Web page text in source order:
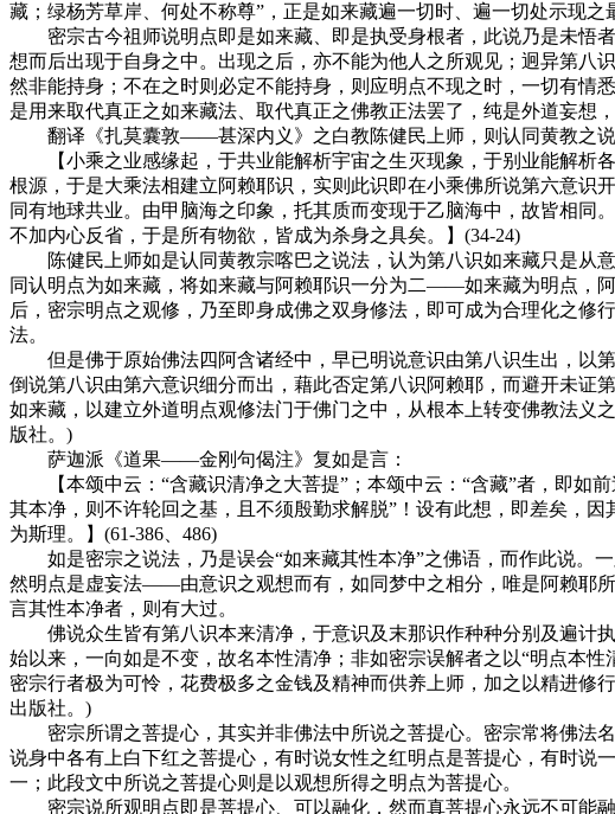
藏；绿杨芳草岸、何处不称尊”，正是如来藏遍一切时、遍一切处示现之
密宗古今祖师说明点即是如来藏、即是执受身根者，此说乃是未悟
想而后出现于自身之中。出现之后，亦不能为他人之所观见；迥异第八
然非能持身；不在之时则必定不能持身，则应明点不现之时，一切有情
是用来取代真正之如来藏法、取代真正之佛教正法罢了，纯是外道妄想
翻译《扎莫囊敦——甚深内义》之白教陈健民上师，则认同黄教之说
【小乘之业感缘起，于共业能解析宇宙之生灭现象，于别业能解析
根源，于是大乘法相建立阿赖耶识，实则此识即在小乘佛所说第六意识
同有地球共业。由甲脑海之印象，托其质而变现于乙脑海中，故皆相同
不加内心反省，于是所有物欲，皆成为杀身之具矣。】(34-24)
陈健民上师如是认同黄教宗喀巴之说法，认为第八识如来藏只是从
同认明点为如来藏，将如来藏与阿赖耶识一分为二——如来藏为明点，
后，密宗明点之观修，乃至即身成佛之双身修法，即可成为合理化之
法。
但是佛于原始佛法四阿含诸经中，早已明说意识由第八识生出，以第
倒说第八识由第六意识细分而出，藉此否定第八识阿赖耶，而避开未证
如来藏，以建立外道明点观修法门于佛门之中，从根本上转变佛教法义
版社。)
萨迦派《道果——金刚句偈注》复如是言：
【本颂中云：“含藏识清净之大菩提”；本颂中云：“含藏”者，即如前
其本净，则不许轮回之基，且不须殷勤求解脱”！设有此想，即差矣，
为斯理。】(61-386、486)
如是密宗之说法，乃是误会“如来藏其性本净”之佛语，而作此说。一
然明点是虚妄法——由意识之观想而有，如同梦中之相分，唯是阿赖耶
言其性本净者，则有大过。
佛说众生皆有第八识本来清净，于意识及末那识作种种分别及遍计
始以来，一向如是不变，故名本性清净；非如密宗误解者之以“明点本
密宗行者极为可怜，花费极多之金钱及精神而供养上师，加之以精进修
出版社。)
密宗所谓之菩提心，其实并非佛法中所说之菩提心。密宗常将佛法
说身中各有上白下红之菩提心，有时说女性之红明点是菩提心，有时说
一；此段文中所说之菩提心则是以观想所得之明点为菩提心。
密宗说所观明点即是菩提心、可以融化，然而真菩提心永远不可能